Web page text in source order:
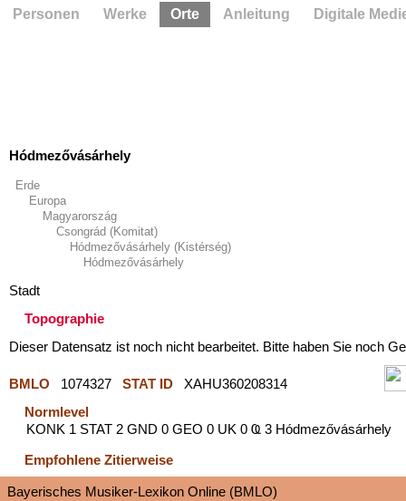
Hódmezővásárhely
Erde
Europa
Magyarország
Csongrád (Komitat)
Hódmezővásárhely (Kistérség)
Hódmezővásárhely
Stadt
Topographie
Dieser Datensatz ist noch nicht bearbeitet. Bitte haben Sie noch
BMLO 1074327 STAT ID
XAHU360208314
Normlevel
KONK 1 STAT 2 GND 0 GEO 0 UK 0 Ҩ 3 Hódmezővásárhely
Empfohlene Zitierweise
Bayerisches Musiker-Lexikon Online (BMLO)
Personen Werke Orte Anleitung Digitale